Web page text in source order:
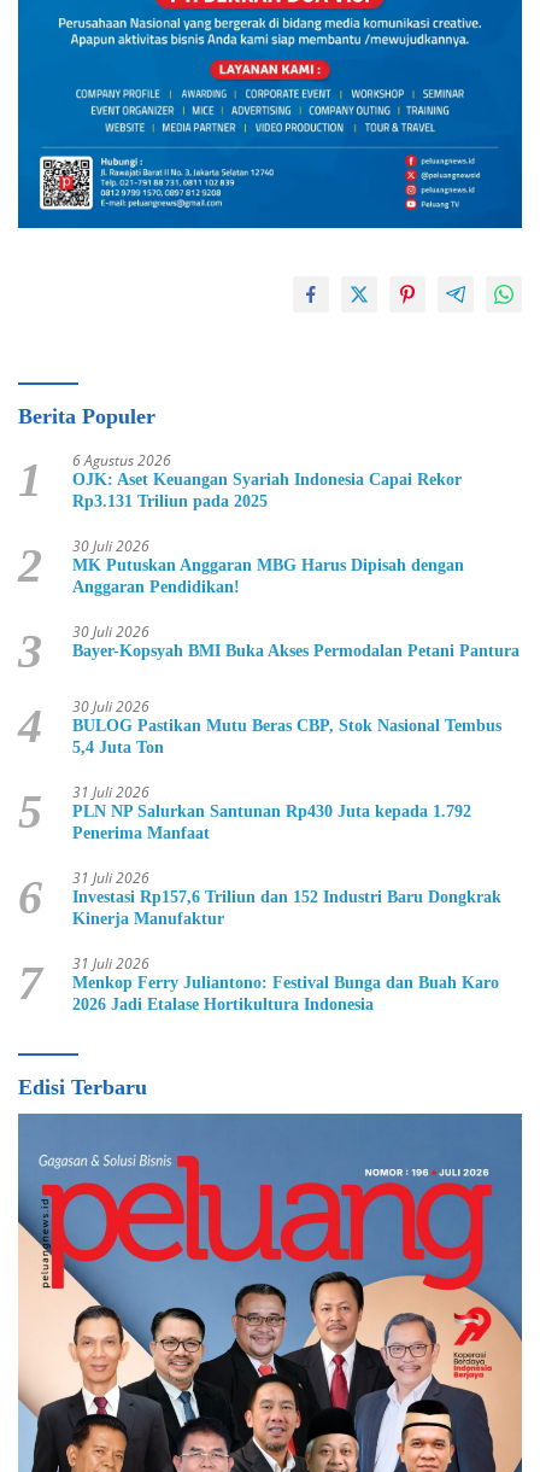
Berita Populer
1 6 Agustus 2026
OJK: Aset Keuangan Syariah Indonesia Capai Rekor
Rp3.131 Triliun pada 2025
2 30 Juli 2026
MK Putuskan Anggaran MBG Harus Dipisah dengan
Anggaran Pendidikan!
3 30 Juli 2026
Bayer-Kopsyah BMI Buka Akses Permodalan Petani Pantura
4 30 Juli 2026
BULOG Pastikan Mutu Beras CBP, Stok Nasional Tembus
5,4 Juta Ton
5 31 Juli 2026
PLN NP Salurkan Santunan Rp430 Juta kepada 1.792
Penerima Manfaat
6 31 Juli 2026
Investasi Rp157,6 Triliun dan 152 Industri Baru Dongkrak
Kinerja Manufaktur
7 31 Juli 2026
Menkop Ferry Juliantono: Festival Bunga dan Buah Karo
2026 Jadi Etalase Hortikultura Indonesia
Edisi Terbaru